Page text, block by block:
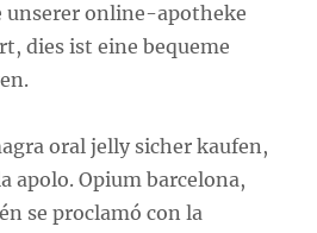
unserer online-apotheke
dies ist eine bequeme
oral jelly sicher kaufen,
apolo. Opium barcelona,
se proclamó con la